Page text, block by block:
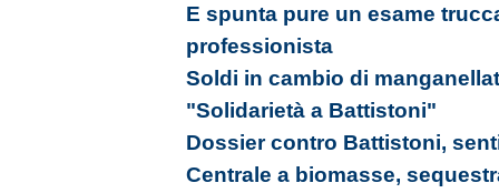
E spunta pure un esame
professionista
Soldi in cambio di
"Solidarietà a Battistoni"
Dossier contro Battistoni,
Centrale a biomasse,